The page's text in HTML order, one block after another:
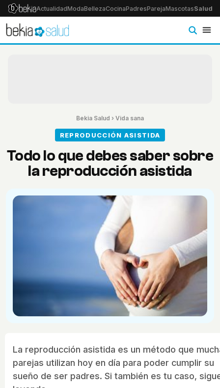
ActualidadModaBellezaCocinaPadresParejaMascotasSalud
Bekia Salud › Vida sana
REPRODUCCIÓN ASISTIDA
Todo lo que debes saber sobre
la reproducción asistida
La reproducción asistida es un método que
parejas utilizan hoy en día para poder cumplir su
sueño de ser padres. Si también es tu caso,